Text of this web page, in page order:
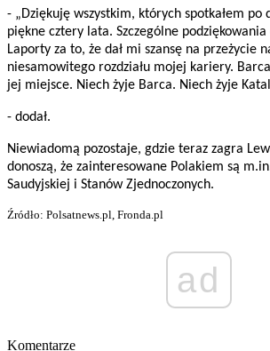
- „Dziękuję wszystkim, których spotkałem po
piękne cztery lata. Szczególne
Laporty za to, że dał mi szansę na przeżycie
niesamowitego rozdziału mojej kariery.
jej miejsce. Niech żyje Barca. Niech żyje
- dodał.
Niewiadomą pozostaje, gdzie teraz zagra
donoszą, że zainteresowane Polakiem są
Saudyjskiej i Stanów Zjednoczonych.
Źródło: Polsatnews.pl, Fronda.pl
ad
Komentarze